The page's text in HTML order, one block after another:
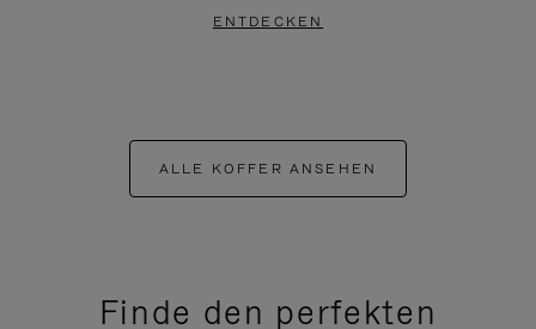
ENTDECKEN
ALLE KOFFER ANSEHEN
Finde den perfekten